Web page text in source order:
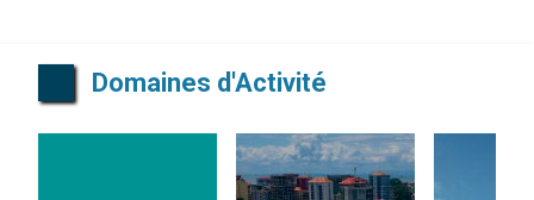
Domaines d'Activité